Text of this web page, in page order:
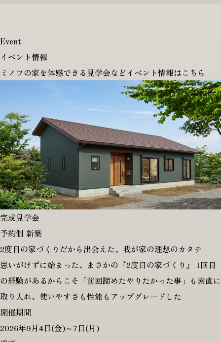
Event
イベント情報
ミノワの家を体感できる見学会などイベント情報はこちら
完成見学会
予約制 新築
2度目の家づくりだから出会えた、我が家の理想のカタチ
思いがけずに始まった、まさかの『2度目の家づくり』 1回目
の経験があるからこそ「前回諦めたやりたかった事」も素直に
取り入れ、使いやすさも性能もアップグレードした
開催期間
2026年9月4日(金)～7日(月)